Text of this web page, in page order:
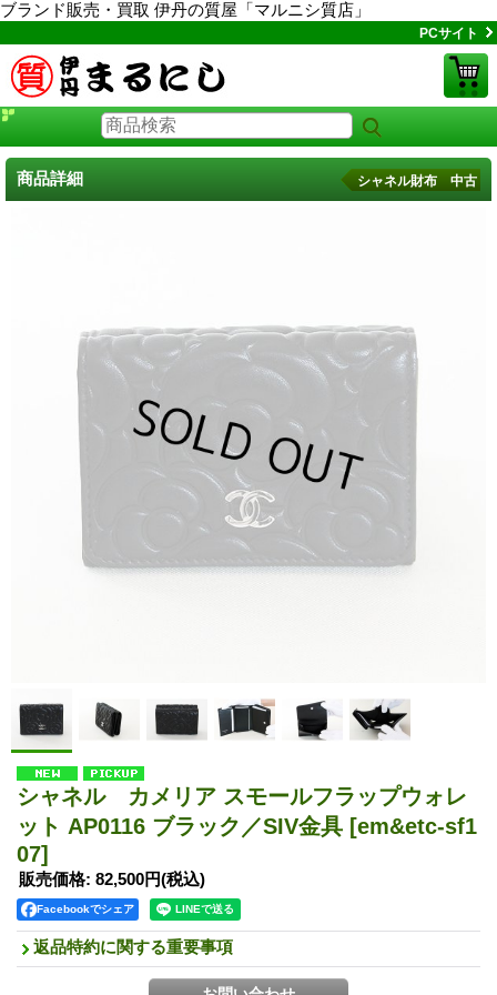
ブランド販売・買取 伊丹の質屋「マルニシ質店」
PCサイト
商品詳細 シャネル財布 中古
シャネル カメリア スモールフラップウォレ
ット AP0116 ブラック／SIV金具 [em&etc-sf1
07]
販売価格: 82,500円(税込)
Facebookでシェア
返品特約に関する重要事項